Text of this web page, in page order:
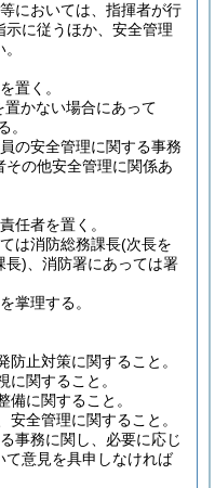
においては、指揮者が行
示に従うほか、安全管理
置く。
置かない場合にあって
。
の安全管理に関する事務
の他安全管理に関係あ
任者を置く。
は消防総務課長(次長を
長) 、消防署にあっては署
掌理する。
止対策に関すること。
に関すること。
備に関すること。
安全管理に関すること。
事務に関し、必要に応じ
て意見を具申しなければ